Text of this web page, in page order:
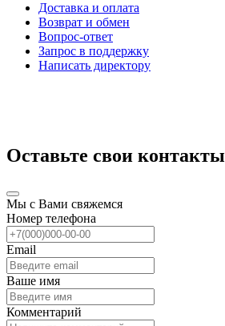
Доставка и оплата
Возврат и обмен
Вопрос-ответ
Запрос в поддержку
Написать директору
Оставьте свои контакты
Мы с Вами свяжемся
Номер телефона
Email
Ваше имя
Комментарий